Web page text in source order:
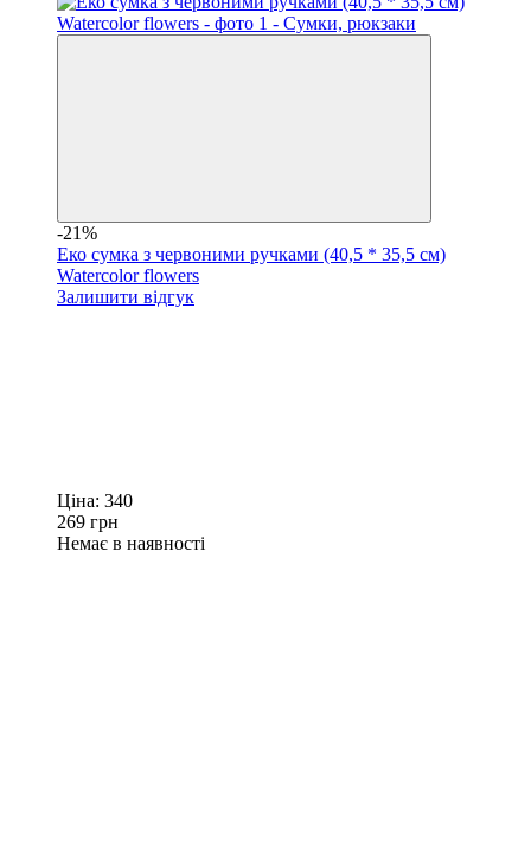
-21%
Еко сумка з червоними ручками (40,5 * 35,5 см)
Watercolor flowers
Залишити відгук
Ціна: 340
269 грн
Немає в наявності